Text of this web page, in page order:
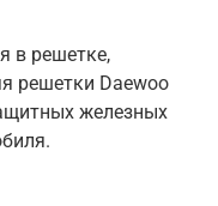
в решетке,
решетки Daewoo
железных